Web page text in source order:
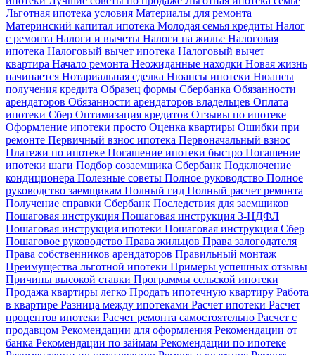
Льготная ипотека условия Материалы для ремонта
Материнский капитал ипотека Молодая семья кредиты Налог
с ремонта Налоги и вычеты Налоги на жилье Налоговая
ипотека Налоговый вычет ипотека Налоговый вычет
квартира Начало ремонта Неожиданные находки Новая жизнь
начинается Нотариальная сделка Нюансы ипотеки Нюансы
получения кредита Образец формы Сбербанка Обязанности
арендаторов Обязанности арендаторов владельцев Оплата
ипотеки Сбер Оптимизация кредитов Отзывы по ипотеке
Оформление ипотеки просто Оценка квартиры Ошибки при
ремонте Первичный взнос ипотека Первоначальный взнос
Платежи по ипотеке Погашение ипотеки быстро Погашение
ипотеки шаги Подбор созаемщика Сбербанк Подключение
кондиционера Полезные советы Полное руководство Полное
руководство заемщикам Полный гид Полный расчет ремонта
Получение справки Сбербанк Последствия для заемщиков
Пошаговая инструкция Пошаговая инструкция 3-НДФЛ
Пошаговая инструкция ипотеки Пошаговая инструкция Сбер
Пошаговое руководство Права жильцов Права залогодателя
Права собственников арендаторов Правильный монтаж
Преимущества льготной ипотеки Примеры успешных отзывы
Причины высокой ставки Программы сельской ипотеки
Продажа квартиры легко Продать ипотечную квартиру Работа
в квартире Разница между ипотеками Расчет ипотеки Расчет
процентов ипотеки Расчет ремонта самостоятельно Расчет с
продавцом Рекомендации для оформления Рекомендации от
банка Рекомендации по займам Рекомендации по ипотеке